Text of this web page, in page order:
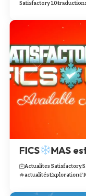
Satisfactory 1.0
FICS MAS
Actualites Satisfactory
actualitésExploration